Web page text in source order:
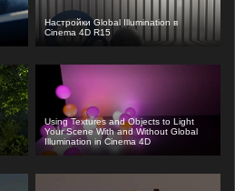
Настройки Global Illumination в
Cinema 4D R15
Using Textures and Objects to Light
Your Scene With and Without Global
Illumination in Cinema 4D